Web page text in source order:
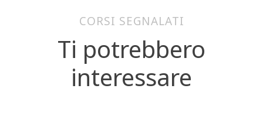
CORSI SEGNALATI
Ti potrebbero
interessare